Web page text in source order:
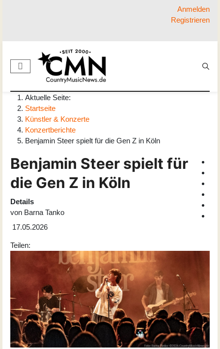
Anmelden
Registrieren
Aktuelle Seite:
Startseite
Künstler & Konzerte
Konzertberichte
Benjamin Steer spielt für die Gen Z in Köln
Benjamin Steer spielt für
die Gen Z in Köln
Details
von Barna Tanko
17.05.2026
Teilen: